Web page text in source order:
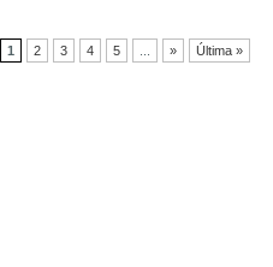
1 2 3 4 5 » Última »